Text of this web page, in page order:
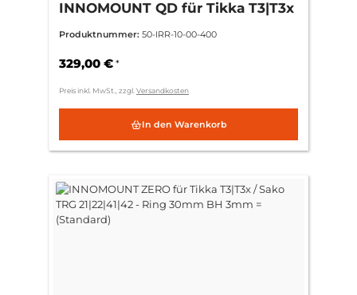
INNOMOUNT QD für Tikka T3|T3x
Produktnummer: 50-IRR-10-00-400
329,00 € *
Preis inkl. MwSt., zzgl.Versandkosten
In den Warenkorb